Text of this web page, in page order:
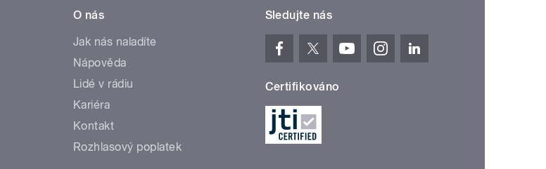
O nás
Jak nás naladíte
Nápověda
Lidé v rádiu
Kariéra
Kontakt
Rozhlasový poplatek
Sledujte nás
Certifikováno